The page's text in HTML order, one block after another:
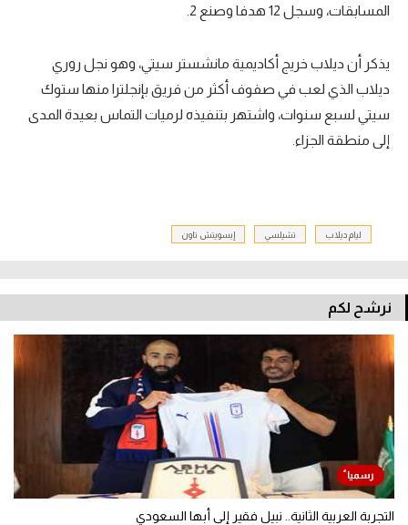
المسابقات، وسجل 12 هدفا وصنع 2.
يذكر أن ديلاب خريج أكاديمية مانشستر سيتي، وهو نجل روري
ديلاب الذي لعب في صفوف أكثر من فريق بإنجلترا منها ستوك
سيتي لسبع سنوات، واشتهر بتنفيذه لرميات التماس بعيدة المدى
إلى منطقة الجزاء.
ليام ديلاب تشيلسي إبسويتش تاون
نرشح لكم
التجربة العربية الثانية.. نبيل فقير إلى أبها السعودي